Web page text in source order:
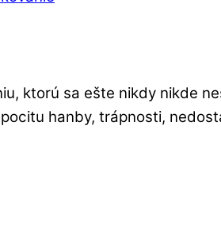
ktorú sa ešte nikdy nikde
hanby, trápnosti,